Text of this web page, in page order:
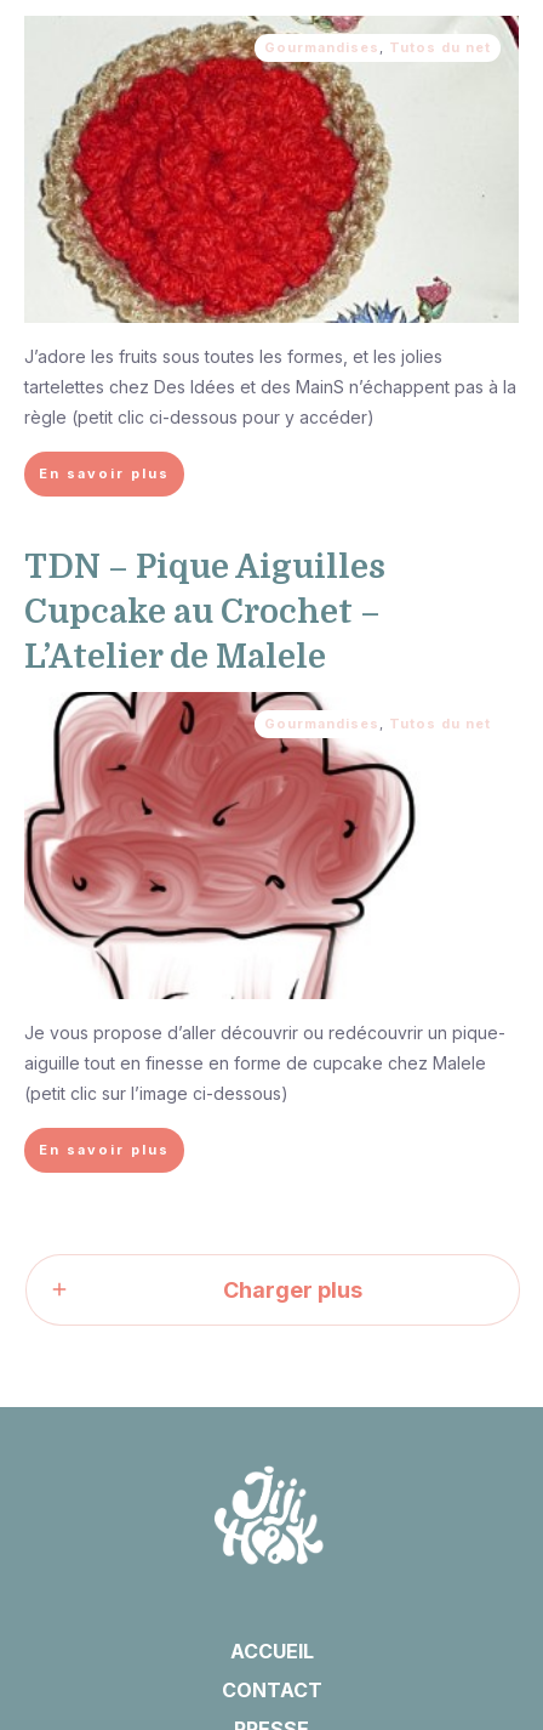
Gourmandises Tutos du net
J’adore les fruits sous toutes les formes, et les jolies
tartelettes chez Des Idées et des MainS n’échappent pas à la
règle (petit clic ci-dessous pour y accéder)
En savoir plus
TDN – Pique Aiguilles
Cupcake au Crochet –
L’Atelier de Malele
Gourmandises Tutos du net
Je vous propose d’aller découvrir ou redécouvrir un pique-
aiguille tout en finesse en forme de cupcake chez Malele
(petit clic sur l’image ci-dessous)
En savoir plus
Charger plus
ACCUEIL
CONTACT